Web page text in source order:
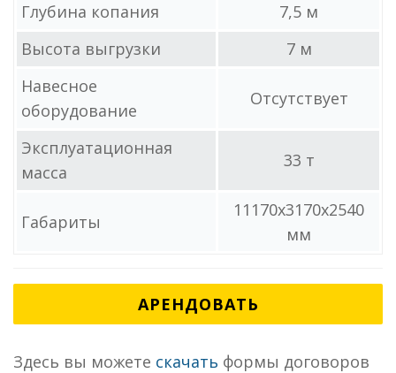
Глубина копания
7,5 м
Высота выгрузки
7 м
Навесное
оборудование
Отсутствует
Эксплуатационная
масса
33 т
Габариты
11170x3170x2540
мм
АРЕНДОВАТЬ
Здесь вы можете скачать формы договоров